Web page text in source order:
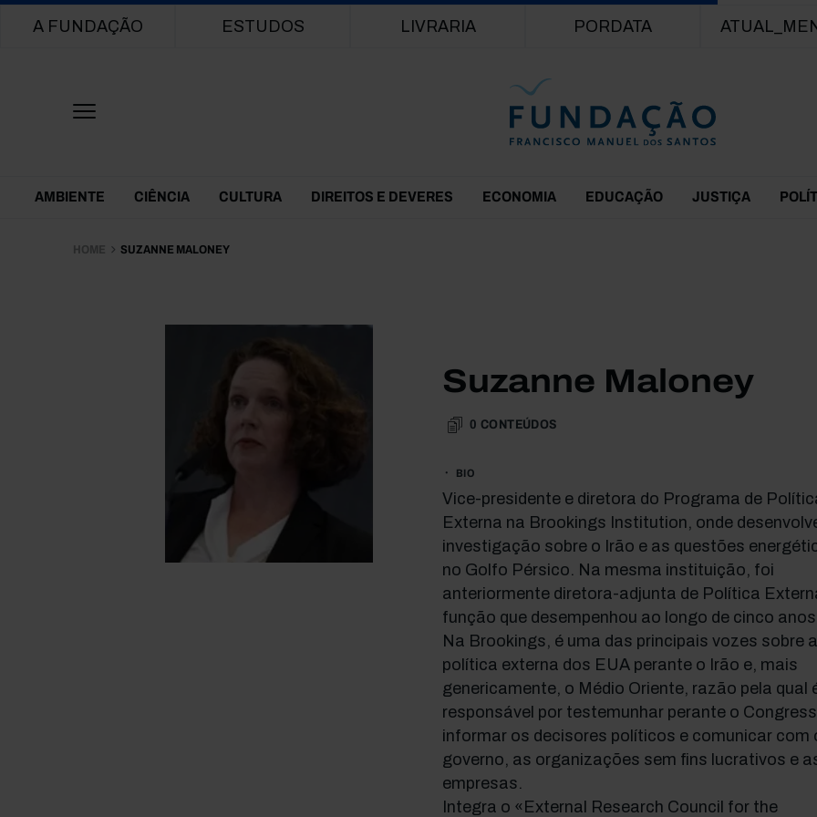
Main navigation
A FUNDAÇÃO ESTUDOS LIVRARIA PORDATA
Themes Menu
AMBIENTE CIÊNCIA CULTURA DIREITOS E DEVERES ECONOMIA EDUCAÇÃO JUSTIÇA
HOME SUZANNE MALONEY
Suzanne Maloney
0 CONTEÚDOS
BIO
Vice-presidente e diretora do Programa de
Externa na Brookings Institution, onde
investigação sobre o Irão e as questões
no Golfo Pérsico. Na mesma instituição, foi
anteriormente diretora-adjunta de Política
função que desempenhou ao longo de cinco
Na Brookings, é uma das principais vozes sobre a
política externa dos EUA perante o Irão e, mais
genericamente, o Médio Oriente, razão pela qual
responsável por testemunhar perante o
informar os decisores políticos e comunicar com
governo, as organizações sem fins lucrativos e
empresas.
Integra o «External Research Council for the